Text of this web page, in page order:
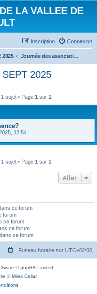
LA VALLEE DE
Connexion
Inscription
2025 Journée des associations 6 SEPT 2025
2025
1 sujet • Page 1 sur 1
12:54
1 sujet • Page 1 sur 1
Aller
ce forum
forum
ce forum
ce forum
ce forum
Fuseau horaire sur UTC+02:00
© phpBB Limited
©Miles Cellar